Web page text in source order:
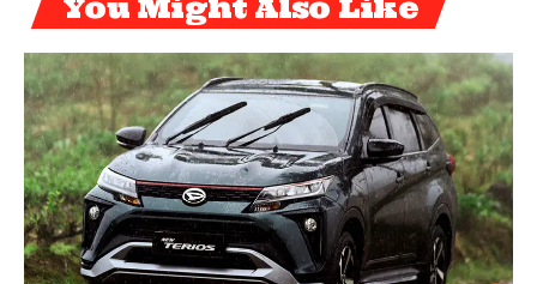
You Might Also Like